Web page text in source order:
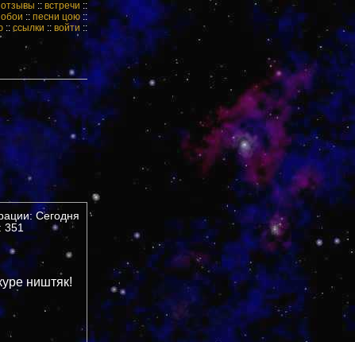
отзывы :: встречи ::
обои :: песни цою::
:: ссылки :: войти ::
Сегодня
351
ништяк!